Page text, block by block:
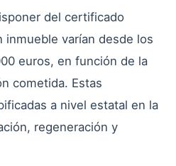
del certificado
inmueble varían desde los
euros, en función de la
cometida. Estas
a nivel estatal en la
regeneración y